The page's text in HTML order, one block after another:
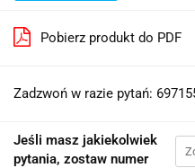
Pobierz produkt do PDF
Zadzwoń w razie pytań:
Jeśli masz jakiekolwiek
pytania, zostaw numer